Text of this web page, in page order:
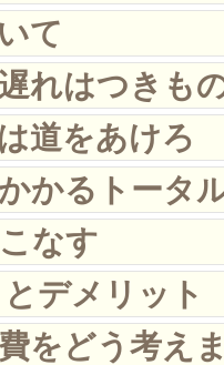
て
れはつきも
道をあけろ
かるトータ
なす
デメリット
をどう考え